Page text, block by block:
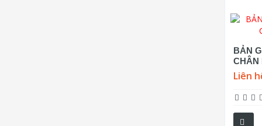
BẢN
CHÂN
Liên